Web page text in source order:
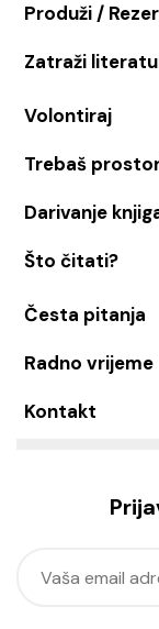
Produži /
Zatraži
Volontiraj
Trebaš
Darivanje
Što čitati?
Česta pitanja
Radno vrijeme
Kontakt